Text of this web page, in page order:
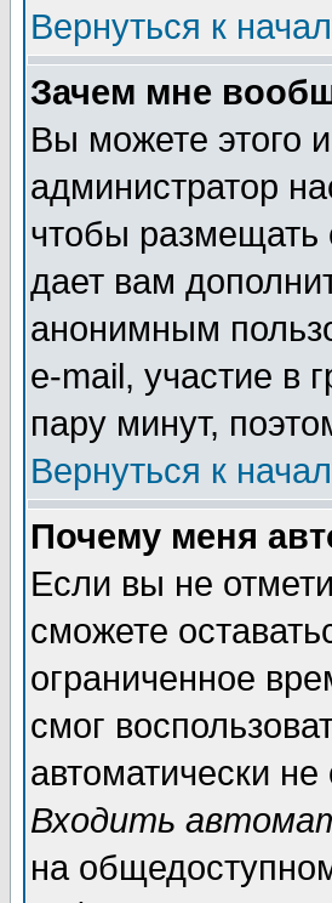
Вернуться к
Зачем мне
Вы можете этого
администратор
чтобы размещать
дает вам
анонимным
e-mail, участие в
пару минут,
Вернуться к
Почему меня
Если вы не
сможете
ограниченное
смог
автоматически
Входить
на